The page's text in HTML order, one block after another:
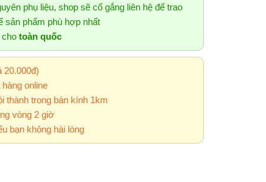
phụ liệu, shop sẽ cố gắng liên hệ để trao
sản phẩm phù hợp nhất
cho toàn quốc
20.000đ)
online
thành trong bán kính 1km
vòng 2 giờ
bạn không hài lòng